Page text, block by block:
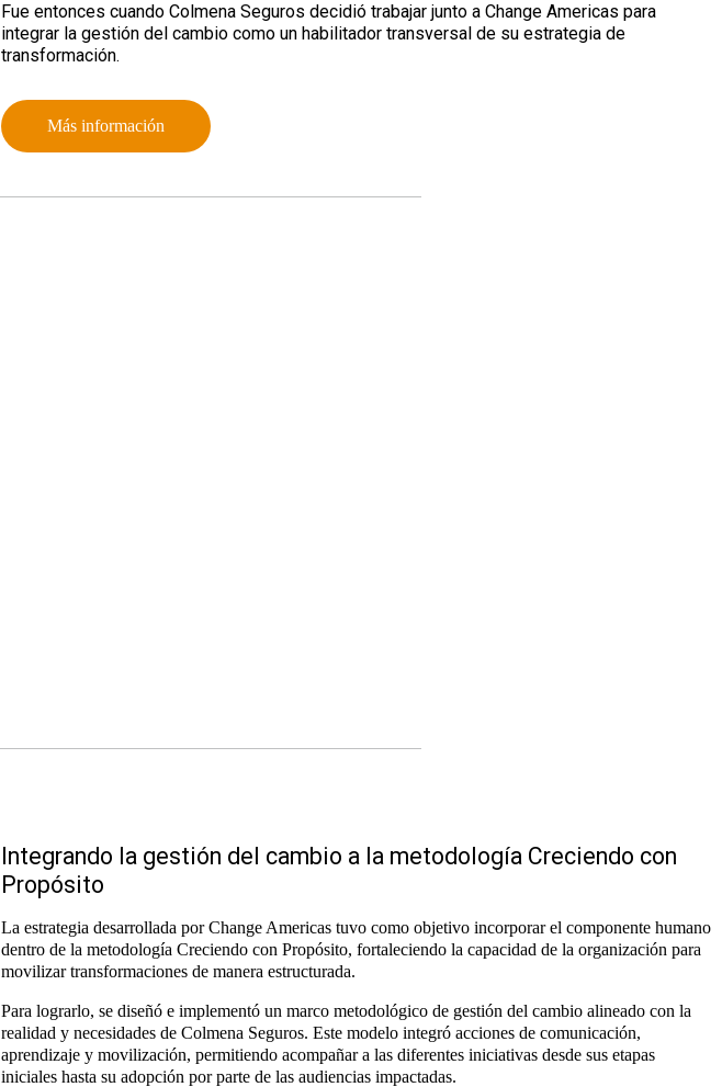
Fue entonces cuando Colmena Seguros decidió trabajar junto a Change Americas para
integrar la gestión del cambio como un habilitador transversal de su estrategia de
transformación.
Más información
Integrando la gestión del cambio a la metodología Creciendo con
Propósito
La estrategia desarrollada por Change Americas tuvo como objetivo incorporar el componente humano
dentro de la metodología Creciendo con Propósito, fortaleciendo la capacidad de la organización para
movilizar transformaciones de manera estructurada.
Para lograrlo, se diseñó e implementó un marco metodológico de gestión del cambio alineado con la
realidad y necesidades de Colmena Seguros. Este modelo integró acciones de comunicación,
aprendizaje y movilización, permitiendo acompañar a las diferentes iniciativas desde sus etapas
iniciales hasta su adopción por parte de las audiencias impactadas.